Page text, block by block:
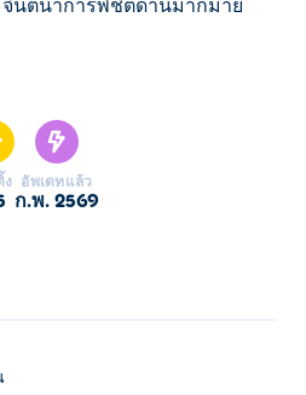
นตนาการพิชิตด่านมากมาย
องว่างและสร้างสะพานเพื่อให้จุด
กันได้ หากจุดทั้งสองมาบรรจบ
ดหนึ่งตกลงมาจากขอบ เกมจะ
างไร?
นและช่วยให้ Love Balls กลิ้ง
ง อัพเดทแล้ว
ก.พ. 2569